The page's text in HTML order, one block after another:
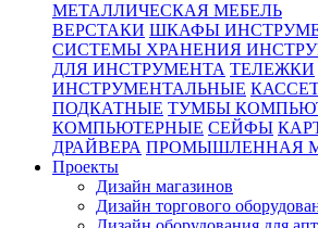
МЕТАЛЛИЧЕСКАЯ МЕБЕЛЬ
ВЕРСТАКИ ШКАФЫ
СИСТЕМЫ ХРАНЕНИЯ
ДЛЯ ИНСТРУМЕНТА ТЕЛЕЖКИ
ИНСТРУМЕНТАЛЬНЫЕ
ПОДКАТНЫЕ ТУМБЫ
КОМПЬЮТЕРНЫЕ СЕЙФЫ
ДРАЙВЕРА ПРОМЫШЛЕННАЯ
Проекты
Дизайн магазинов
Дизайн торгового